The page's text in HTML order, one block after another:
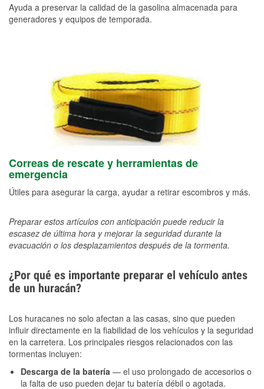
Ayuda a preservar la calidad de la gasolina almacenada para
generadores y equipos de temporada.
Correas de rescate y herramientas de
emergencia
Útiles para asegurar la carga, ayudar a retirar escombros y más.
Preparar estos artículos con anticipación puede reducir la
escasez de última hora y mejorar la seguridad durante la
evacuación o los desplazamientos después de la tormenta.
¿Por qué es importante preparar el vehículo antes
de un huracán?
Los huracanes no solo afectan a las casas, sino que pueden
influir directamente en la fiabilidad de los vehículos y la seguridad
en la carretera. Los principales riesgos relacionados con las
tormentas incluyen:
Descarga de la batería — el uso prolongado de accesorios o
la falta de uso pueden dejar tu batería débil o agotada.